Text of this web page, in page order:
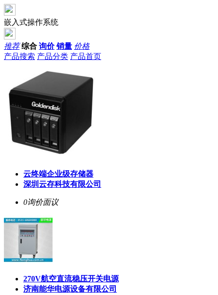
嵌入式操作系统
推荐 综合 询价 销量 价格
产品搜索 产品分类 产品首页
云终端企业级存储器
深圳云存科技有限公司
0询价面议
270V航空直流稳压开关电源
济南能华电源设备有限公司